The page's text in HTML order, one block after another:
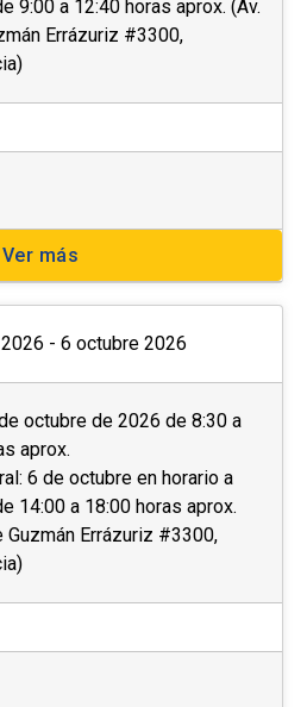
9:00 a 12:40 horas aprox. (Av.
Errázuriz #3300,
Ver más
- 6 octubre 2026
octubre de 2026 de 8:30 a
aprox.
6 de octubre en horario a
14:00 a 18:00 horas aprox.
Guzmán Errázuriz #3300,